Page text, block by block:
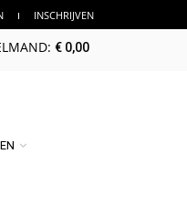
INSCHRIJVEN
€ 0,00